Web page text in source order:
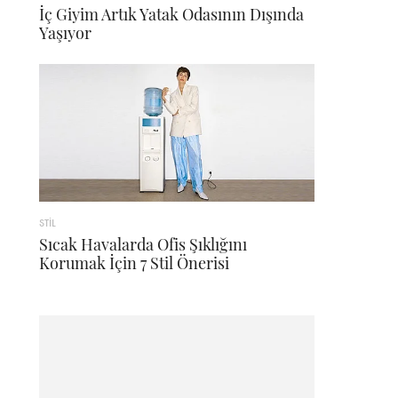
İç Giyim Artık Yatak Odasının Dışında
Yaşıyor
STİL
Sıcak Havalarda Ofis Şıklığını
Korumak İçin 7 Stil Önerisi